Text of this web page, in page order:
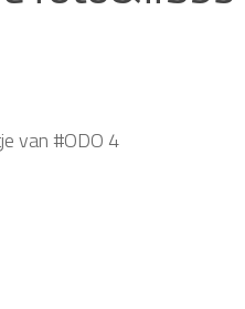
van #ODO 4